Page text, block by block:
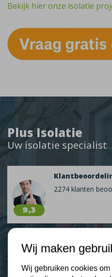
Plus Isolatie
Uw isolatie specialist
9,3
2274 klanten
Bekijk hier onze isolatie
Wij maken
Wij gebruiken cookies